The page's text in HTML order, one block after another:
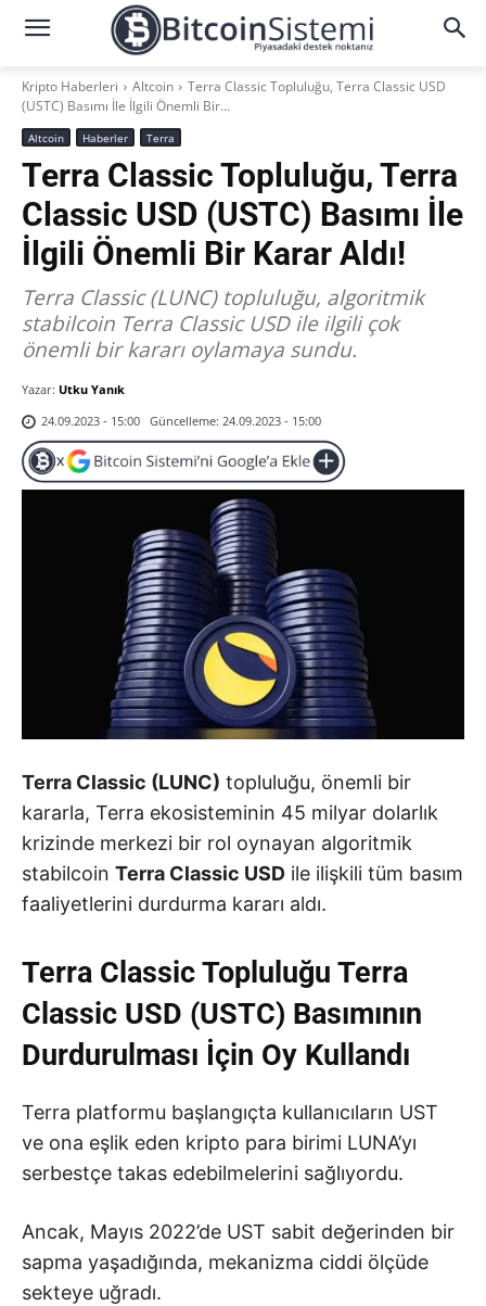
Kripto Haberleri Altcoin
Terra Classic Topluluğu, Terra Classic USD
(USTC) Basımı İle İlgili Önemli Bir...
Altcoin Haberler Terra
Terra Classic Topluluğu, Terra
Classic USD (USTC) Basımı İle
İlgili Önemli Bir Karar Aldı!
Terra Classic (LUNC) topluluğu, algoritmik
stabilcoin Terra Classic USD ile ilgili çok
önemli bir kararı oylamaya sundu.
Yazar: Utku Yanık
24.09.2023 - 15:00 Güncelleme: 24.09.2023 - 15:00
Terra Classic (LUNC) topluluğu, önemli bir
kararla, Terra ekosisteminin 45 milyar dolarlık
krizinde merkezi bir rol oynayan algoritmik
stabilcoin Terra Classic USD ile ilişkili tüm basım
faaliyetlerini durdurma kararı aldı.
Terra Classic Topluluğu Terra
Classic USD (USTC) Basımının
Durdurulması İçin Oy Kullandı
Terra platformu başlangıçta kullanıcıların UST
ve ona eşlik eden kripto para birimi LUNA’yı
serbestçe takas edebilmelerini sağlıyordu.
Ancak, Mayıs 2022’de UST sabit değerinden bir
sapma yaşadığında, mekanizma ciddi ölçüde
sekteye uğradı.